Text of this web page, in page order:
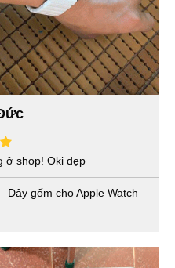
ở shop! Oki đẹp
Dây gốm cho Apple Watch